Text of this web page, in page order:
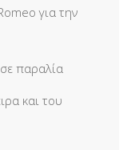
για την
παραλία
και του